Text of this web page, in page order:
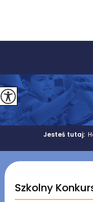
Jesteś tutaj:
Szkolny